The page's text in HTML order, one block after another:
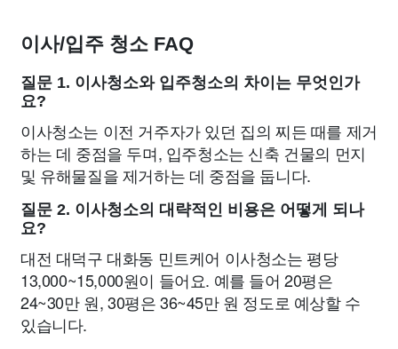
이사/입주 청소 FAQ
질문 1. 이사청소와 입주청소의 차이는 무엇인가
요?
이사청소는 이전 거주자가 있던 집의 찌든 때를 제거
하는 데 중점을 두며, 입주청소는 신축 건물의 먼지
및 유해물질을 제거하는 데 중점을 둡니다.
질문 2. 이사청소의 대략적인 비용은 어떻게 되나
요?
대전 대덕구 대화동 민트케어 이사청소는 평당
13,000~15,000원이 들어요. 예를 들어 20평은
24~30만 원, 30평은 36~45만 원 정도로 예상할 수
있습니다.